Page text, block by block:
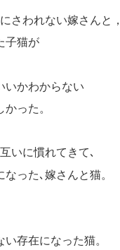
さわれない嫁さんと，
子猫が
いかわからない
った。
いに慣れてきて､
った､嫁さんと猫。
存在になった猫。